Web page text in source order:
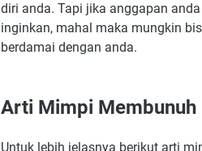
diri anda. Tapi jika anggapan
inginkan, mahal maka mungkin
berdamai dengan anda.
Arti Mimpi Membunuh
Untuk lebih jelasnya berikut arti